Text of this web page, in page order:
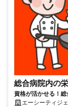
総合病院内の
資格が活かせる！総
エーシーティジ